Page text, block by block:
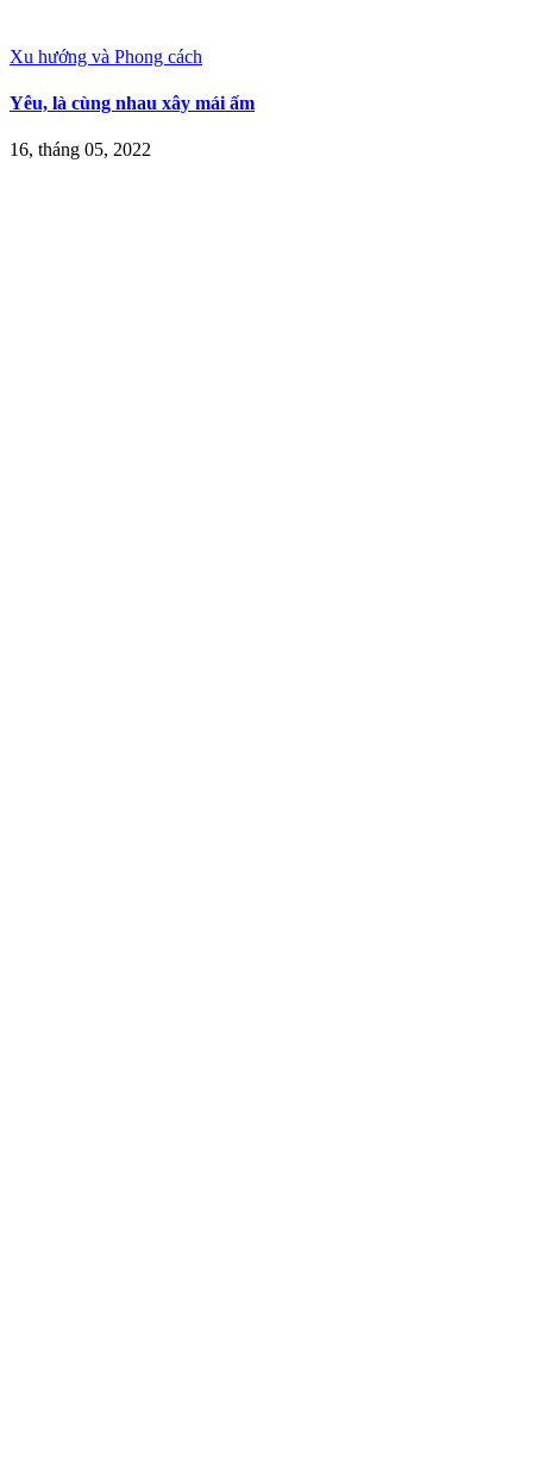
Xu hướng và Phong cách
Yêu, là cùng nhau xây mái ấm
16, tháng 05, 2022